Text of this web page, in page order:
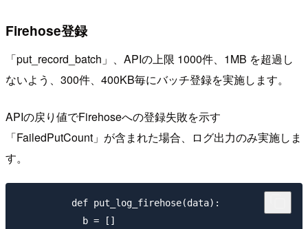
Firehose登録
「put_record_batch」、APIの上限 1000件、1MB を超過し
ないよう、300件、400KB毎にバッチ登録を実施します。
APIの戻り値でFirehoseへの登録失敗を示す
「FailedPutCount」が含まれた場合、ログ出力のみ実施しま
す。
          def put_log_firehose(data):
            b = []